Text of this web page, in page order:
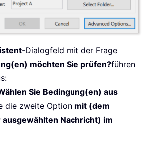
-Dialogfeld mit der Frage
möchten Sie prüfen?führen
Sie Bedingung(en) aus
die zweite Option mit (dem
Nachricht) im